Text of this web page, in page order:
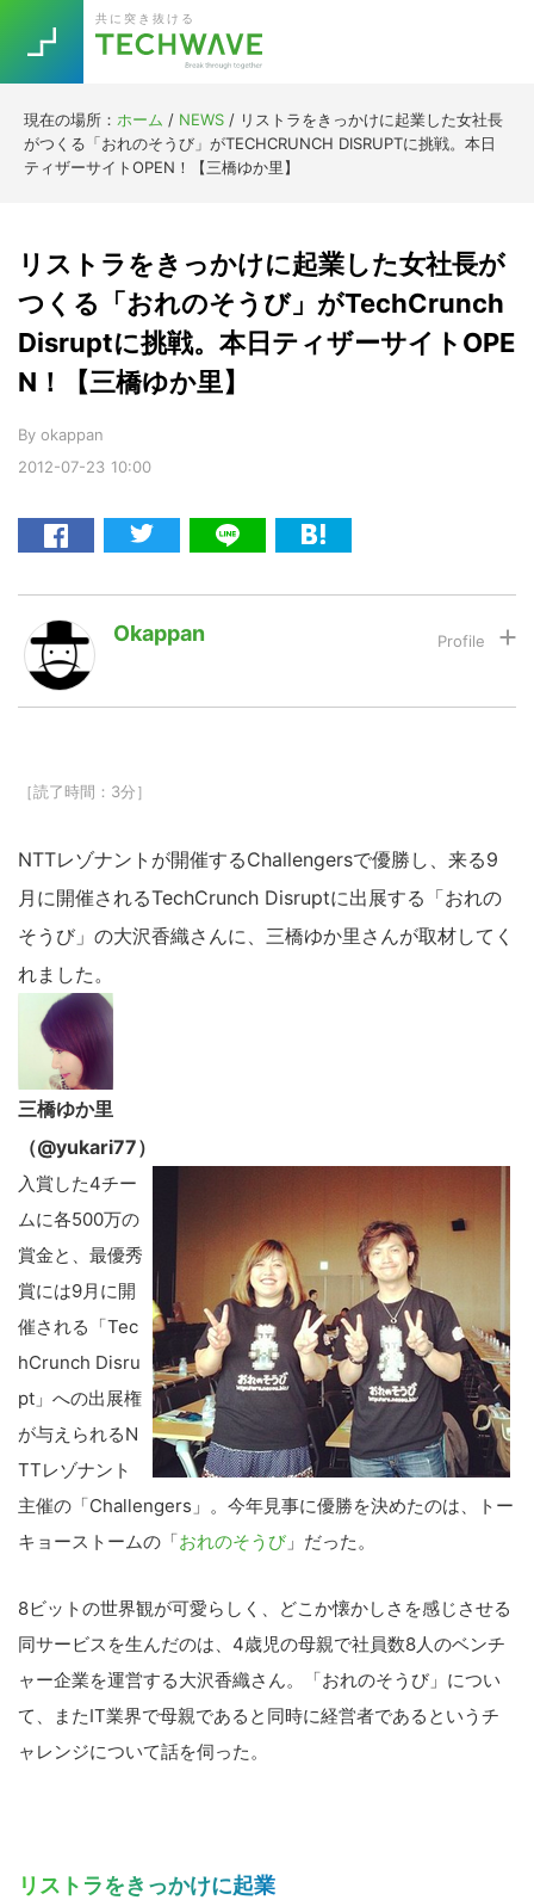
primary
navigation
main
content
primary
sidebar
footer
共に突き抜ける
現在の場所： ホーム / NEWS / リストラをきっかけに起業した女社長
がつくる「おれのそうび」がTECHCRUNCH DISRUPTに挑戦。本日
ティザーサイトOPEN！【三橋ゆか里】
2012-07-23 10:00
リストラをきっかけに起業した女社長が
つくる「おれのそうび」がTechCrunch
Disruptに挑戦。本日ティザーサイトOPE
N！【三橋ゆか里】
By okappan
Okappan
［読了時間：3分］
NTTレゾナントが開催するChallengersで優勝し、来る9
月に開催されるTechCrunch Disruptに出展する「おれの
そうび」の大沢香織さんに、三橋ゆか里さんが取材してく
れました。
三橋ゆか里
（@yukari77）
入賞した4チー
ムに各500万の
賞金と、最優秀
賞には9月に開
催される「Tec
hCrunch Disru
pt」への出展権
が与えられるN
TTレゾナント
主催の「Challengers」。今年見事に優勝を決めたのは、トー
キョーストームの「おれのそうび 」だった。
8ビットの世界観が可愛らしく、どこか懐かしさを感じさせる
同サービスを生んだのは、4歳児の母親で社員数8人のベンチ
ャー企業を運営する大沢香織さん。「おれのそうび」につい
て、またIT業界で母親であると同時に経営者であるというチ
ャレンジについて話を伺った。
リストラをきっかけに起業
TOPICS
RE:LIFE
Re:Work
AI
暗号資産
Drone
VR/AR
[Startup]
[Voice Edition]
[YouTube]
LINE
投資家登録
特集
Block Data Bank
Trend
Keywords
今話題の注目キーワード
5G Asana テレワーク
ニューノーマル